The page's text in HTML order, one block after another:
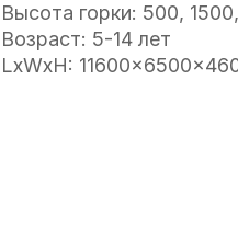
Высота горки: 500,
Возраст: 5-14 лет
LxWxH: